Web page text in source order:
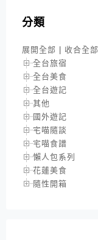
分類
展開全部
收合全部
全台旅宿
全台美食
全台遊記
其他
國外遊記
宅喵隨談
宅喵食譜
懶人包系列
花蓮美食
隨性開箱